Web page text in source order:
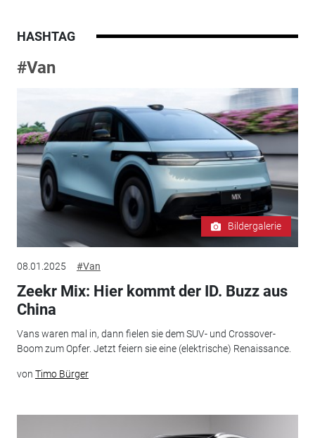
HASHTAG
#Van
Bildergalerie
08.01.2025 #Van
Zeekr Mix: Hier kommt der ID. Buzz aus
China
Vans waren mal in, dann fielen sie dem SUV- und Crossover-
Boom zum Opfer. Jetzt feiern sie eine (elektrische) Renaissance.
von Timo Bürger